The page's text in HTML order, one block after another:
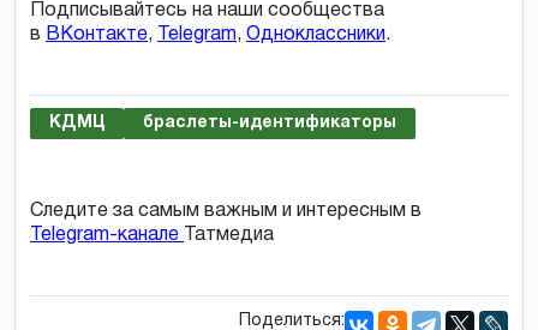
Подписывайтесь на наши сообщества
в ВКонтакте, Telegram, Одноклассники.
КДМЦ браслеты-идентификаторы
Следите за самым важным и интересным в
Telegram-канале
Татмедиа
Поделиться: